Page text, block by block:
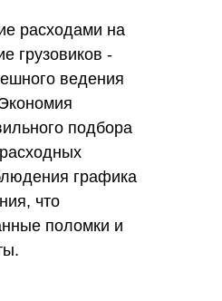
расходами на
грузовиков -
ведения
подбора
графика
что
поломки и